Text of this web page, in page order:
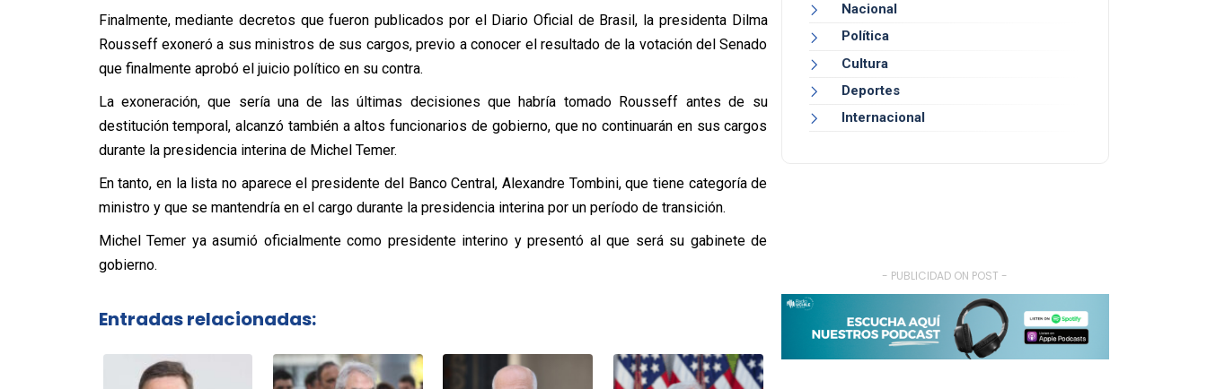
Finalmente, mediante decretos que fueron publicados por el Diario Oficial de Brasil, la presidenta Dilma
Rousseff exoneró a sus ministros de sus cargos, previo a conocer el resultado de la votación del Senado
que finalmente aprobó el juicio político en su contra.
La exoneración, que sería una de las últimas decisiones que habría tomado Rousseff antes de su
destitución temporal, alcanzó también a altos funcionarios de gobierno, que no continuarán en sus cargos
durante la presidencia interina de Michel Temer.
En tanto, en la lista no aparece el presidente del Banco Central, Alexandre Tombini, que tiene categoría de
ministro y que se mantendría en el cargo durante la presidencia interina por un período de transición.
Michel Temer ya asumió oficialmente como presidente interino y presentó al que será su gabinete de
gobierno.
Entradas relacionadas:
Nacional
Política
Cultura
Deportes
Internacional
- PUBLICIDAD ON POST -